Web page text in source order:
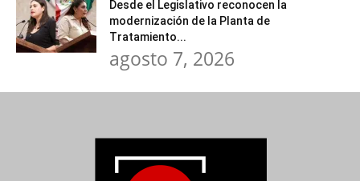
Desde el Legislativo reconocen la
modernización de la Planta de
Tratamiento...
agosto 7, 2026